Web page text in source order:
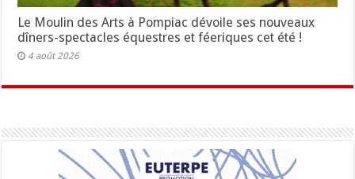
Le Moulin des Arts à Pompiac dévoile ses nouveaux
dîners-spectacles équestres et féeriques cet été !
4 août 2026